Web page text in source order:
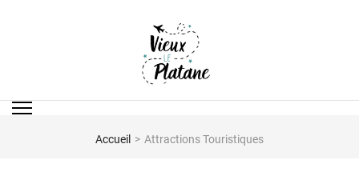
LE VIEUX PLATANE
Accueil > Attractions Touristiques